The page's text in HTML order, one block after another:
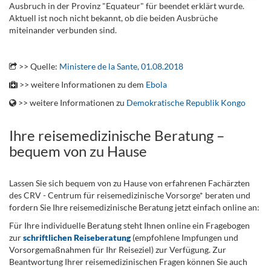
Ausbruch in der Provinz "Equateur" für beendet erklärt wurde.
Aktuell ist noch nicht bekannt, ob die beiden Ausbrüche
miteinander verbunden sind.
>> Quelle: Ministere de la Sante, 01.08.2018
>> weitere Informationen zu dem Ebola
>> weitere Informationen zu Demokratische Republik Kongo
Ihre reisemedizinische Beratung –
bequem von zu Hause
Lassen Sie sich bequem von zu Hause von erfahrenen Fachärzten
des CRV - Centrum für reisemedizinische Vorsorge* beraten und
fordern Sie Ihre reisemedizinische Beratung jetzt einfach online an:
Für Ihre individuelle Beratung steht Ihnen online ein Fragebogen
zurschriftlichen Reiseberatung(empfohlene Impfungen und
Vorsorgemaßnahmen für Ihr Reiseziel) zur Verfügung. Zur
Beantwortung Ihrer reisemedizinischen Fragen können Sie auch